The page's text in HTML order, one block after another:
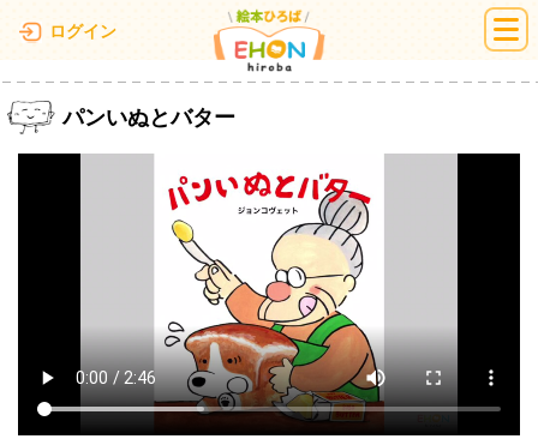
ログイン 絵本ひろば
パンいぬとバター